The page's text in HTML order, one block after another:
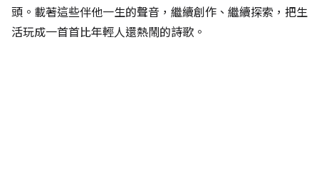
頭。載著這些伴他一生的聲音，繼續創作、繼續探索，把生
活玩成一首首比年輕人還熱鬧的詩歌。